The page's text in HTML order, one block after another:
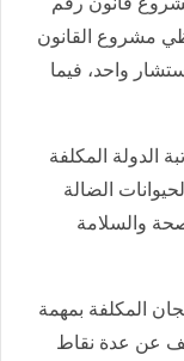
وحظي مشروع القانون
مستشار واحد، فيما
الدولة المكلفة
الضالة
والسلامة
المكلفة بمهمة
عن عدة نقاط